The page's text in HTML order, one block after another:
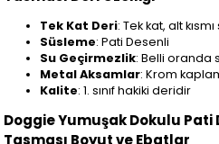
Tek Kat Deri: Tek kat, alt
Süsleme: Pati Desenli
Su Geçirmezlik: Belli oranda
Metal Aksamlar: Krom
Kalite: 1. sınıf hakiki deridir
Doggie Yumuşak Dokulu Pati
Tasması Boyut ve Ebatlar